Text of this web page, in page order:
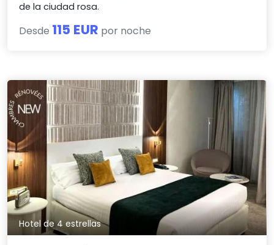
de la ciudad rosa.
Desde 115 EUR por noche
Hotel de 4 estrellas